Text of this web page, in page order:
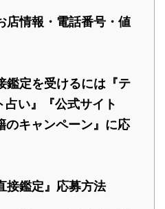
店情報・電話番号・値
鑑定を受けるには『テ
占い』『公式サイト
のキャンペーン』に応
接鑑定』応募方法